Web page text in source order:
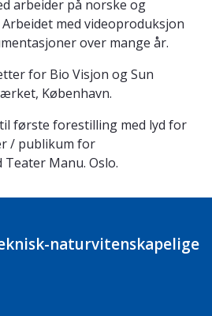
arbeider på norske og
med videoproduksjon
over mange år.
for Bio Visjon og Sun
København.
første forestilling med lyd for
/ publikum for
Manu. Oslo.
naturvitenskapelige